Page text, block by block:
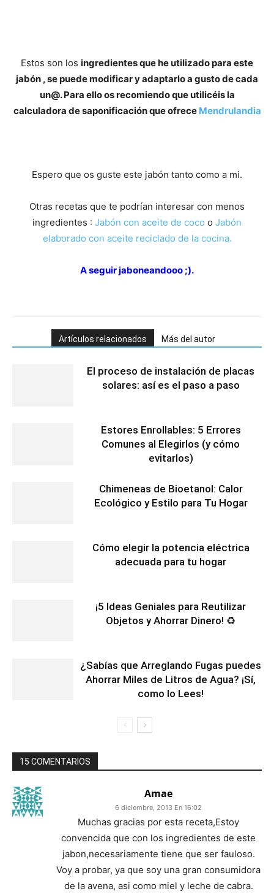
Estos son los ingredientes que he utilizado para este
jabón , se puede modificar y adaptarlo a gusto de cada
un@. Para ello os recomiendo que utilicéis la
calculadora de saponificación que ofrece Mendrulandia
Espero que os guste este jabón tanto como a mi.
Otras recetas que te podrían interesar con menos
ingredientes : Jabón con aceite de coco o Jabón
elaborado con aceite reciclado de la cocina.
A seguir jaboneandooo ;).
Artículos relacionados Más del autor
El proceso de instalación de placas
solares: así es el paso a paso
Estores Enrollables: 5 Errores
Comunes al Elegirlos (y cómo
evitarlos)
Chimeneas de Bioetanol: Calor
Ecológico y Estilo para Tu Hogar
Cómo elegir la potencia eléctrica
adecuada para tu hogar
¡5 Ideas Geniales para Reutilizar
Objetos y Ahorrar Dinero! ♻️
¿Sabías que Arreglando Fugas puedes
Ahorrar Miles de Litros de Agua? ¡Sí,
como lo Lees!
15 COMENTARIOS
Amae
6 diciembre, 2013 En 16:02
Muchas gracias por esta receta,Estoy
convencida que con los ingredientes de este
jabon,necesariamente tiene que ser fauloso.
Voy a probar, ya que soy una gran consumidora
de la avena, asi como miel y leche de cabra.